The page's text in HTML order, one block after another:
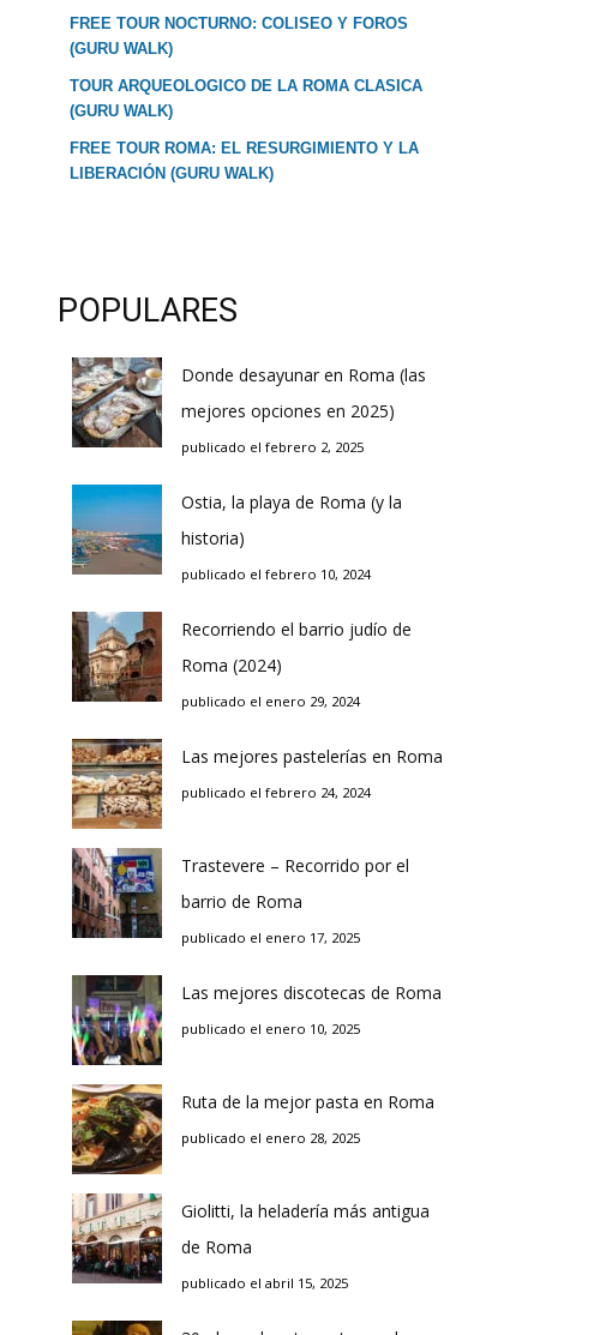
FREE TOUR NOCTURNO: COLISEO Y FOROS
(GURU WALK)
TOUR ARQUEOLOGICO DE LA ROMA CLASICA
(GURU WALK)
FREE TOUR ROMA: EL RESURGIMIENTO Y LA
LIBERACIÓN (GURU WALK)
POPULARES
Donde desayunar en Roma (las
mejores opciones en 2025)
publicado el febrero 2, 2025
Ostia, la playa de Roma (y la
historia)
publicado el febrero 10, 2024
Recorriendo el barrio judío de
Roma (2024)
publicado el enero 29, 2024
Las mejores pastelerías en Roma
publicado el febrero 24, 2024
Trastevere – Recorrido por el
barrio de Roma
publicado el enero 17, 2025
Las mejores discotecas de Roma
publicado el enero 10, 2025
Ruta de la mejor pasta en Roma
publicado el enero 28, 2025
Giolitti, la heladería más antigua
de Roma
publicado el abril 15, 2025